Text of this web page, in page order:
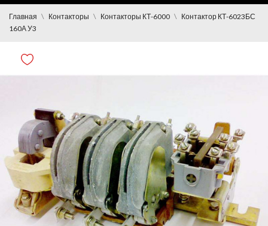
Главная Контакторы Контакторы КТ-6000
Контактор КТ-6023БС
160А У3